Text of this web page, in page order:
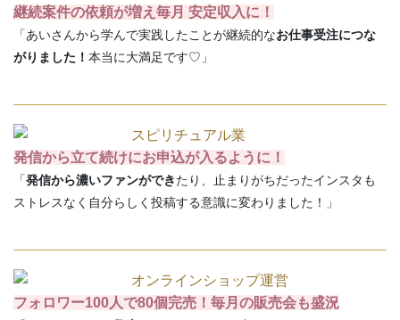
継続案件の依頼が増え毎月 安定収入に！
「あいさんから学んで実践したことが継続的なお仕事受注につな
がりました！ 本当に大満足です♡」
スピリチュアル業
発信から立て続けにお申込が入るように！
「発信から濃いファンができたり、止まりがちだったインスタも
ストレスなく自分らしく投稿する意識に変わりました！」
オンラインショップ運営
フォロワー100人で80個完売！毎月の販売会も盛況